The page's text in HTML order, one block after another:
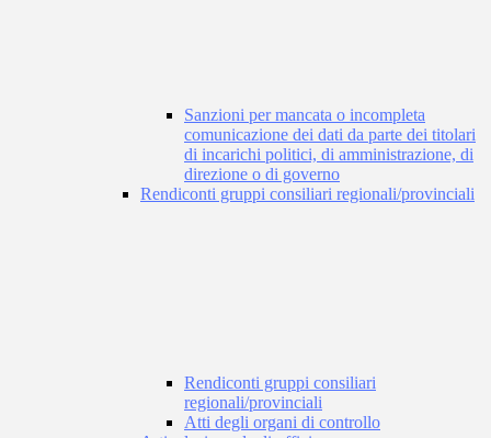
Sanzioni per mancata o incompleta
comunicazione dei dati da parte dei titolari
di incarichi politici, di amministrazione, di
direzione o di governo
Rendiconti gruppi consiliari regionali/provinciali
Rendiconti gruppi consiliari
regionali/provinciali
Atti degli organi di controllo